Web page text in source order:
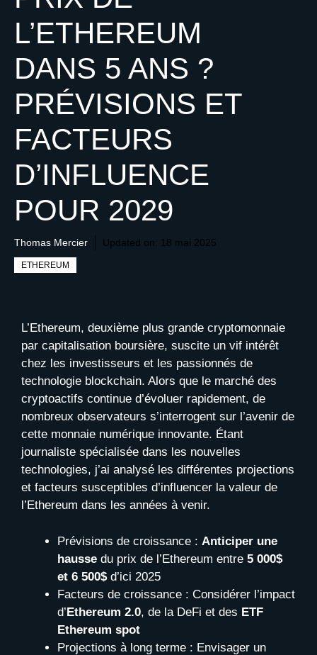
L’ETHEREUM
DANS 5 ANS ?
PRÉVISIONS ET
FACTEURS
D’INFLUENCE
POUR 2029
Thomas Mercier Updated on: 18 mai 2025
ETHEREUM
L’Ethereum, deuxième plus grande cryptomonnaie
par capitalisation boursière, suscite un vif intérêt
chez les investisseurs et les passionnés de
technologie blockchain. Alors que le marché des
cryptoactifs continue d’évoluer rapidement, de
nombreux observateurs s’interrogent sur l’avenir de
cette monnaie numérique innovante. Étant
journaliste spécialisée dans les nouvelles
technologies, j’ai analysé les différentes projections
et facteurs susceptibles d’influencer la valeur de
l’Ethereum dans les années à venir.
Prévisions de croissance : Anticiper une
hausse du prix de l’Ethereum entre 5 000$
et 6 500$d’ici 2025
Facteurs de croissance : Considérer l’impact
d’Ethereum 2.0, de la DeFi et des ETF
Ethereum spot
Projections à long terme : Envisager un